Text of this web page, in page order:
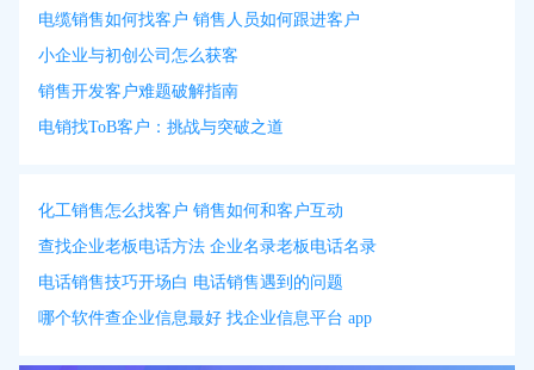
电缆销售如何找客户 销售人员如何跟进客户
小企业与初创公司怎么获客
销售开发客户难题破解指南
电销找ToB客户：挑战与突破之道
化工销售怎么找客户 销售如何和客户互动
查找企业老板电话方法 企业名录老板电话名录
电话销售技巧开场白 电话销售遇到的问题
哪个软件查企业信息最好 找企业信息平台 app